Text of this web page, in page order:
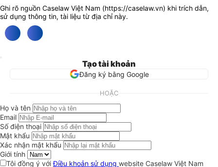
Ghi rõ nguồn Caselaw Việt Nam (https://caselaw.vn) khi trích dẫn,
sử dụng thông tin, tài liệu từ địa chỉ này.
Tạo tài khoản
Đăng ký bằng Google
HOẶC
Họ và tên
Email
Số điện thoại
Mật khẩu
Xác nhận mật khẩu
Giới tính
Tôi đồng ý vớiĐiều khoản sử dụng website Caselaw Việt Nam